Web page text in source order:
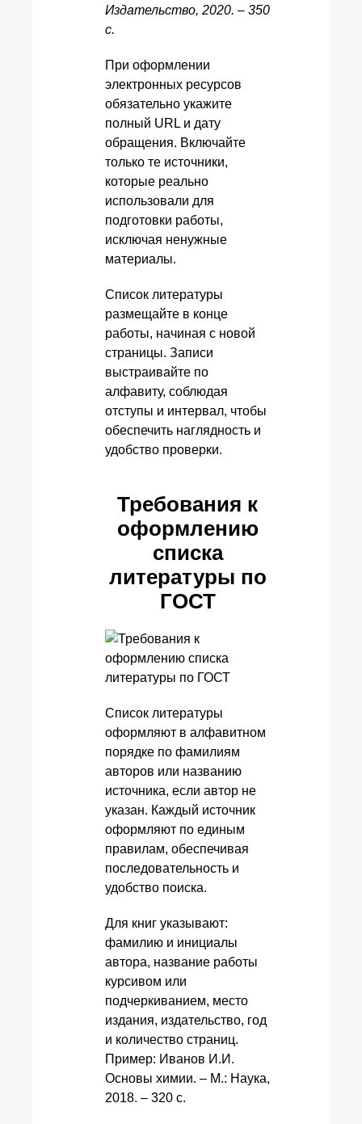
Издательство, 2020. – 350
с.
При оформлении
электронных ресурсов
обязательно укажите
полный URL и дату
обращения. Включайте
только те источники,
которые реально
использовали для
подготовки работы,
исключая ненужные
материалы.
Список литературы
размещайте в конце
работы, начиная с новой
страницы. Записи
выстраивайте по
алфавиту, соблюдая
отступы и интервал, чтобы
обеспечить наглядность и
удобство проверки.
Требования к
оформлению
списка
литературы по
ГОСТ
Список литературы
оформляют в алфавитном
порядке по фамилиям
авторов или названию
источника, если автор не
указан. Каждый источник
оформляют по единым
правилам, обеспечивая
последовательность и
удобство поиска.
Для книг указывают:
фамилию и инициалы
автора, название работы
курсивом или
подчеркиванием, место
издания, издательство, год
и количество страниц.
Пример: Иванов И.И.
Основы химии. – М.: Наука,
2018. – 320 с.